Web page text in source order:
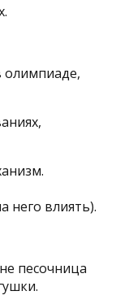
олимпиаде,
него влиять).
песочница